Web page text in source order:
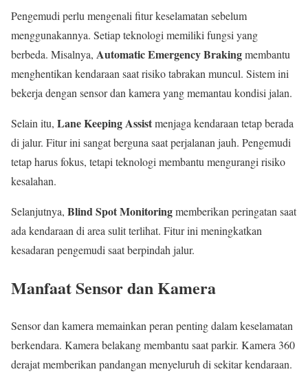
Pengemudi perlu mengenali fitur keselamatan sebelum
menggunakannya. Setiap teknologi memiliki fungsi yang
berbeda. Misalnya, Automatic Emergency Brakingmembantu
menghentikan kendaraan saat risiko tabrakan muncul. Sistem ini
bekerja dengan sensor dan kamera yang memantau kondisi jalan.
Selain itu, Lane Keeping Assistmenjaga kendaraan tetap berada
di jalur. Fitur ini sangat berguna saat perjalanan jauh. Pengemudi
tetap harus fokus, tetapi teknologi membantu mengurangi risiko
kesalahan.
Selanjutnya, Blind Spot Monitoringmemberikan peringatan saat
ada kendaraan di area sulit terlihat. Fitur ini meningkatkan
kesadaran pengemudi saat berpindah jalur.
Manfaat Sensor dan Kamera
Sensor dan kamera memainkan peran penting dalam keselamatan
berkendara. Kamera belakang membantu saat parkir. Kamera 360
derajat memberikan pandangan menyeluruh di sekitar kendaraan.